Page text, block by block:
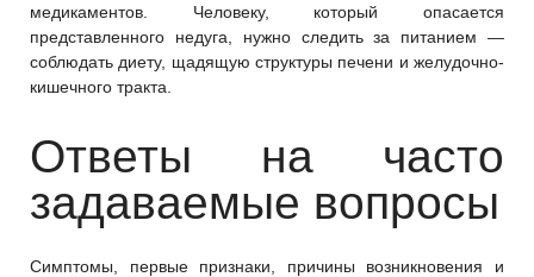
медикаментов. Человеку, который опасается
представленного недуга, нужно следить за питанием —
соблюдать диету, щадящую структуры печени и желудочно-
кишечного тракта.
Ответы на часто
задаваемые вопросы
Симптомы, первые признаки, причины возникновения и